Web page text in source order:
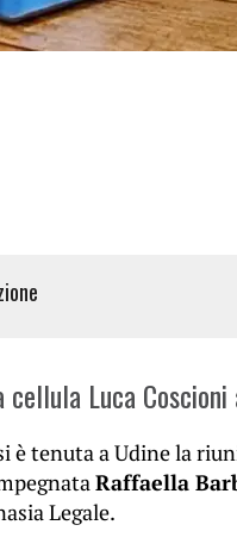
Luca Coscioni
è tenuta a Udine la
Raffaella
Legale.